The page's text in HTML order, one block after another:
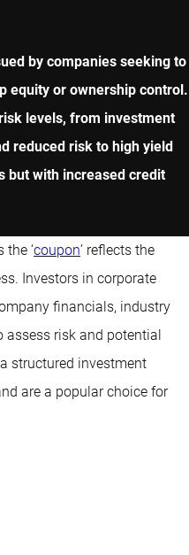
by companies seeking to
equity or ownership control.
levels, from investment
reduced risk to high yield
but with increased credit
the ‘coupon’ reflects the
Investors in corporate
financials, industry
risk and potential
structured investment
are a popular choice for